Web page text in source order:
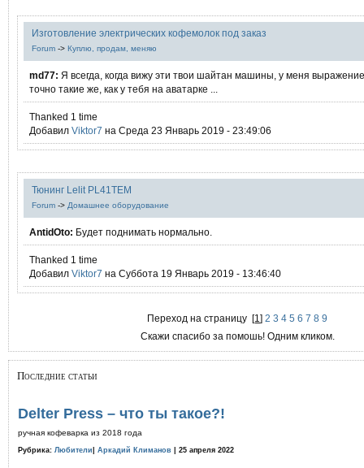
Изготовление электрических кофемолок под заказ
Forum -> Куплю, продам, меняю
md77: Я всегда, когда вижу эти твои шайтан машины, у меня
точно такие же, как у тебя на аватарке ...
Thanked 1 time
Добавил Viktor7 на Среда 23 Январь 2019 - 23:49:06
Тюнинг Lelit PL41TEM
Forum -> Домашнее оборудование
AntidOto: Будет поднимать нормально.
Thanked 1 time
Добавил Viktor7 на Суббота 19 Январь 2019 - 13:46:40
Переход на страницу[1]2 3 4 5 6 7 8 9
Скажи спасибо за помошь! Одним кликом.
Последние статьи
Delter Press – что ты такое?!
ручная кофеварка из 2018 года
Рубрика: Любители Аркадий Климанов | 25 апреля 2022